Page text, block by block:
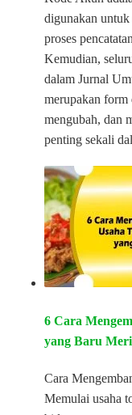
digunakan
proses
Kemudian,
dalam Jurnal
merupakan form
mengubah, dan
penting sekali
6 Cara
yang Baru
Cara
Memulai usaha